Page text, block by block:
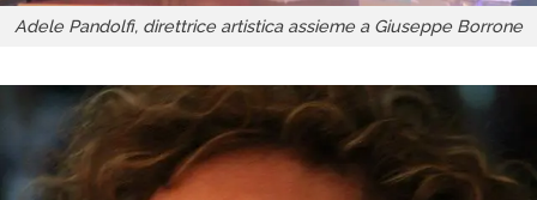
Adele Pandolfi, direttrice artistica assieme a Giuseppe Borrone